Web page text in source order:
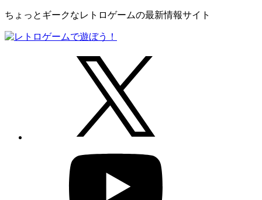
ちょっとギークなレトロゲームの最新情報サイト